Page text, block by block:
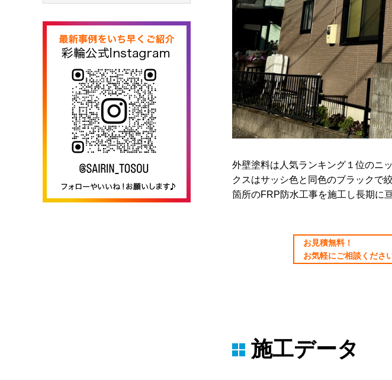
外壁塗料は人気ランキング１位の
クスはサッシ色と同色のブラックで
箇所のFRP防水工事を施工し長期に
お⾒積無料！
お気軽にご相談くださ
施工データ